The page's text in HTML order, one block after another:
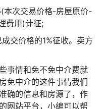
本次交易价格-房屋原价-
费用)计征;
交价格的1%征收。卖方
事情和免不免中介费就
免中介的这件事情我们
确的信息和房源了，作
网站平台，小编可以帮